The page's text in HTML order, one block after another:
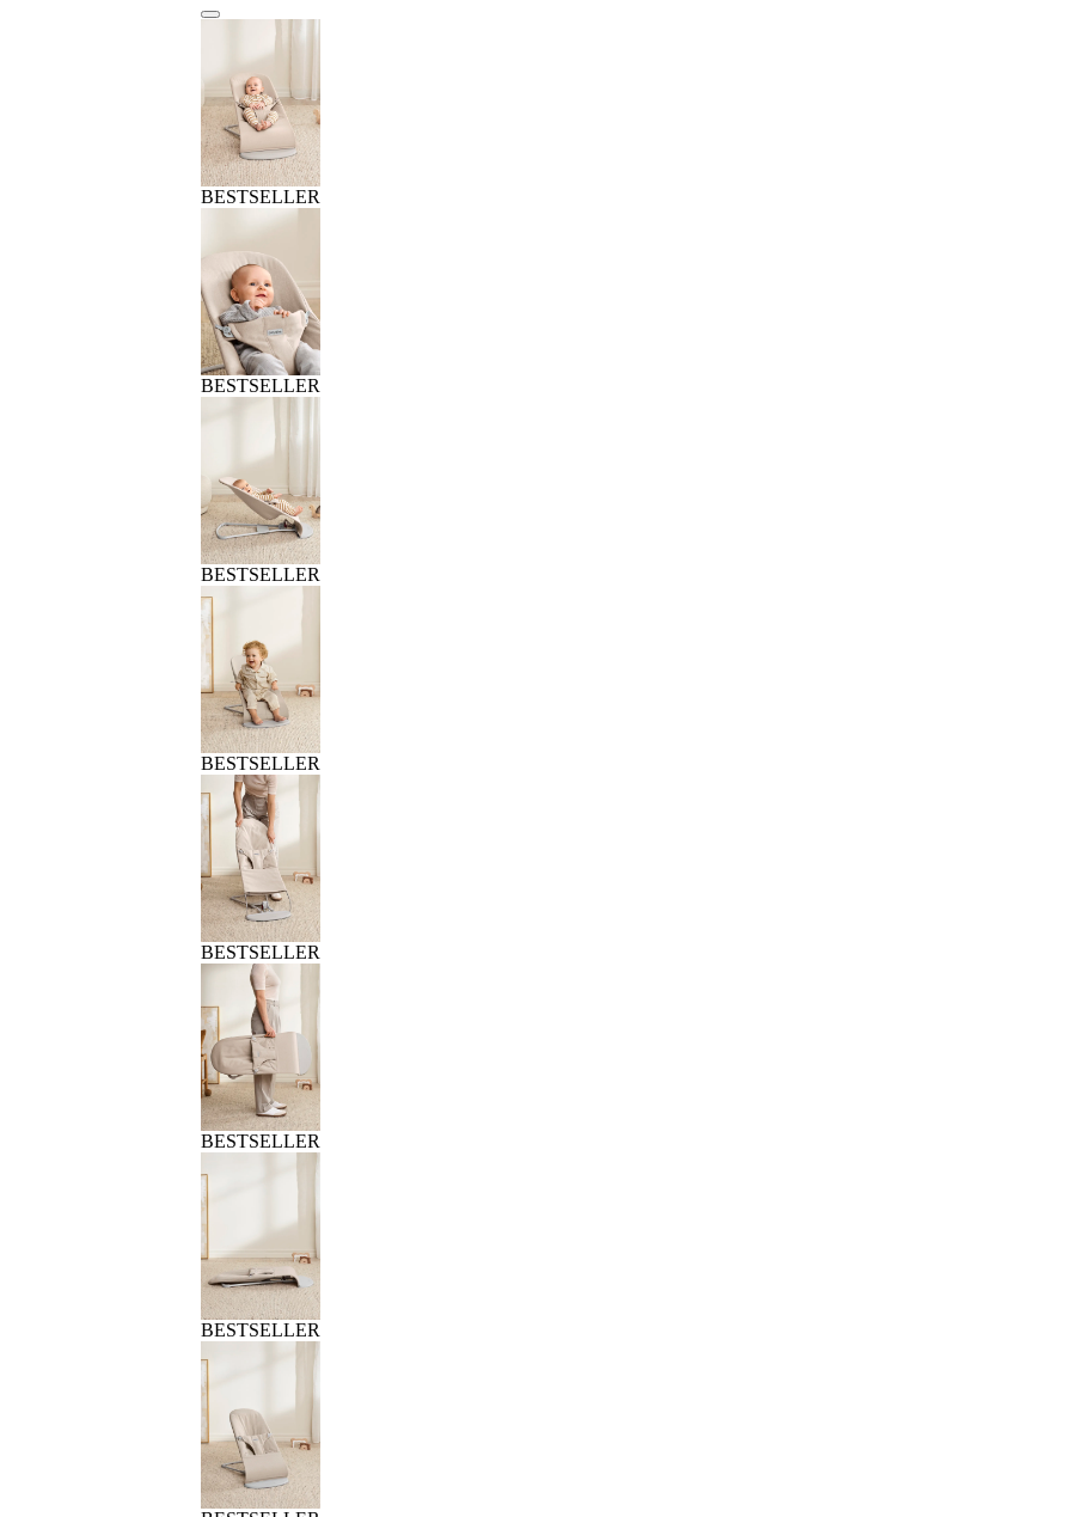
BESTSELLER
BESTSELLER
BESTSELLER
BESTSELLER
BESTSELLER
BESTSELLER
BESTSELLER